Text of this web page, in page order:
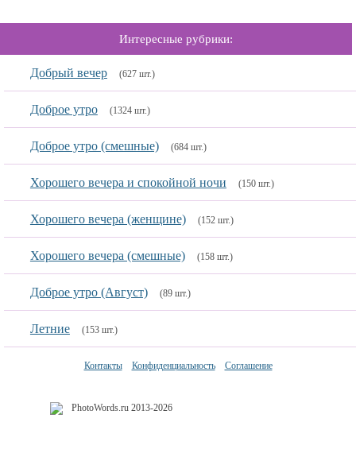
Интересные рубрики:
Добрый вечер (627 шт.)
Доброе утро (1324 шт.)
Доброе утро (смешные) (684 шт.)
Хорошего вечера и спокойной ночи (150 шт.)
Хорошего вечера (женщине) (152 шт.)
Хорошего вечера (смешные) (158 шт.)
Доброе утро (Август) (89 шт.)
Летние (153 шт.)
Контакты Конфиденциальность Соглашение
PhotoWords.ru 2013-2026